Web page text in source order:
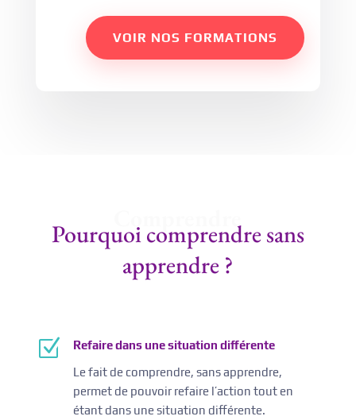
VOIR NOS FORMATIONS
Comprendre
Pourquoi comprendre sans
apprendre ?
Z
Refaire dans une situation différente
Le fait de comprendre, sans apprendre,
permet de pouvoir refaire l’action tout en
étant dans une situation différente.